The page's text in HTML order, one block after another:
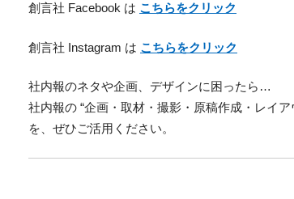
創言社 Facebook は こちらをクリック
創言社 Instagram は こちらをクリック
社内報のネタや企画、デザインに困ったら…
社内報の “企画・取材・撮影・原稿作成・レイ
を、ぜひご活用ください。